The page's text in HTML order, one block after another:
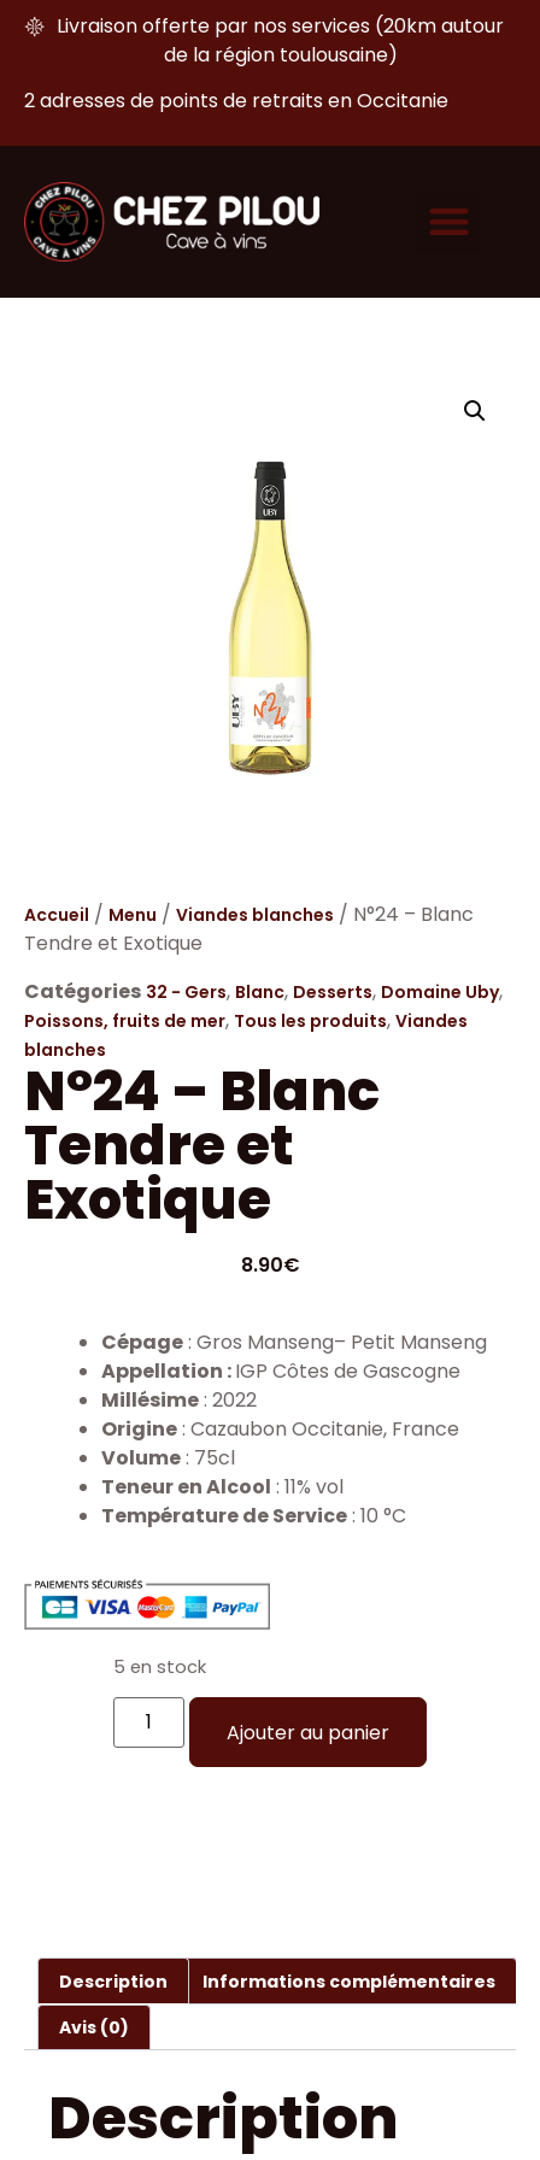
Livraison offerte par nos services (20km autour
de la région toulousaine)
2 adresses de points de retraits en Occitanie
Accueil / Menu / Viandes blanches / N°24 – Blanc
Tendre et Exotique
Catégories 32 - Gers, Blanc, Desserts, Domaine Uby,
Poissons, fruits de mer, Tous les produits, Viandes
blanches
N°24 – Blanc
Tendre et
Exotique
8.90€
Cépage: Gros Manseng– Petit Manseng
Appellation :IGP Côtes de Gascogne
Millésime: 2022
Origine: Cazaubon Occitanie, France
Volume: 75cl
Teneur en Alcool : 11% vol
Température de Service: 10 °C
5 en stock
Ajouter au panier
Description
Informations complémentaires
Avis (0)
Description